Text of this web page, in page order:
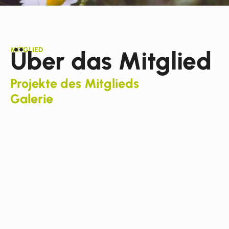
MITGLIED
Über das Mitglied
Projekte des Mitglieds
Galerie